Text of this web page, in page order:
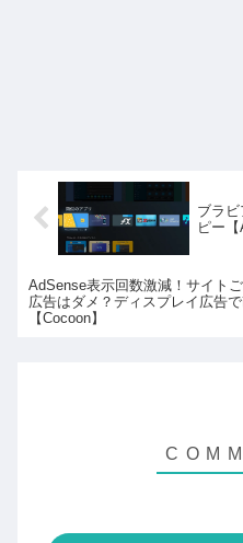
ブラ
ピー【
AdSense表示回数激減！サイト
広告はダメ？ディスプレイ広告
【Cocoon】